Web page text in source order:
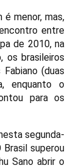
menor, mas,
entre
de 2010, na
os brasileiros
(duas
enquanto o
para os
segunda-
Brasil superou
Sano abrir o